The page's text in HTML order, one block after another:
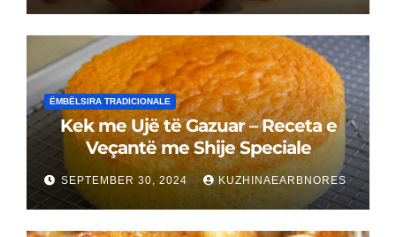
ËMBËLSIRA TRADICIONALE
Kek me Ujë të Gazuar – Receta e
Veçantë me Shije Speciale
SEPTEMBER 30, 2024 KUZHINAEARBNORES